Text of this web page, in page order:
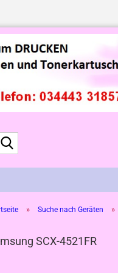
» Suche nach Geräten »
SCX-4521FR